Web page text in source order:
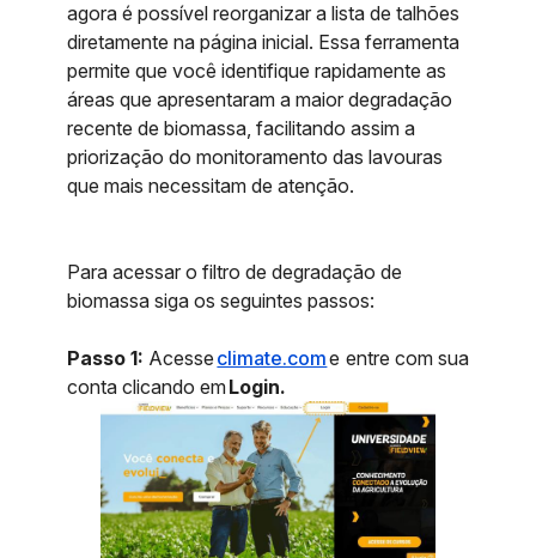
agora é possível reorganizar a lista de talhões
diretamente na página inicial. Essa ferramenta
permite que você identifique rapidamente as
áreas que apresentaram a maior degradação
recente de biomassa, facilitando assim a
priorização do monitoramento das lavouras
que mais necessitam de atenção.
Para acessar o filtro de degradação de
biomassa siga os seguintes passos:
Passo 1: Acesse climate.come entre com sua
conta clicando emLogin.